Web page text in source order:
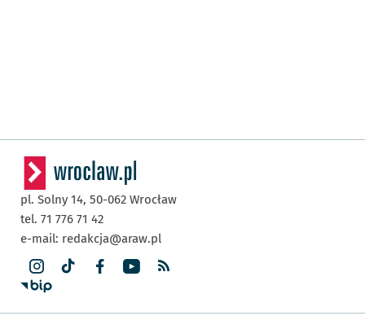
pl. Solny 14, 50-062 Wrocław
tel. 71 776 71 42
e-mail: redakcja@araw.pl